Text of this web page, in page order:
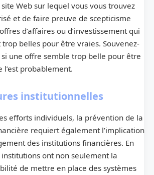
Web sur lequel vous vous trouvez
et de faire preuve de scepticisme
d’affaires ou d’investissement qui
belles pour être vraies. Souvenez-
une offre semble trop belle pour être
l’est probablement.
institutionnelles
efforts individuels, la prévention de la
requiert également l’implication
des institutions financières. En
ont non seulement la
de mettre en place des systèmes